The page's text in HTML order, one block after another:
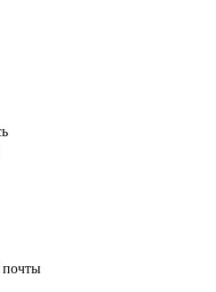
почты